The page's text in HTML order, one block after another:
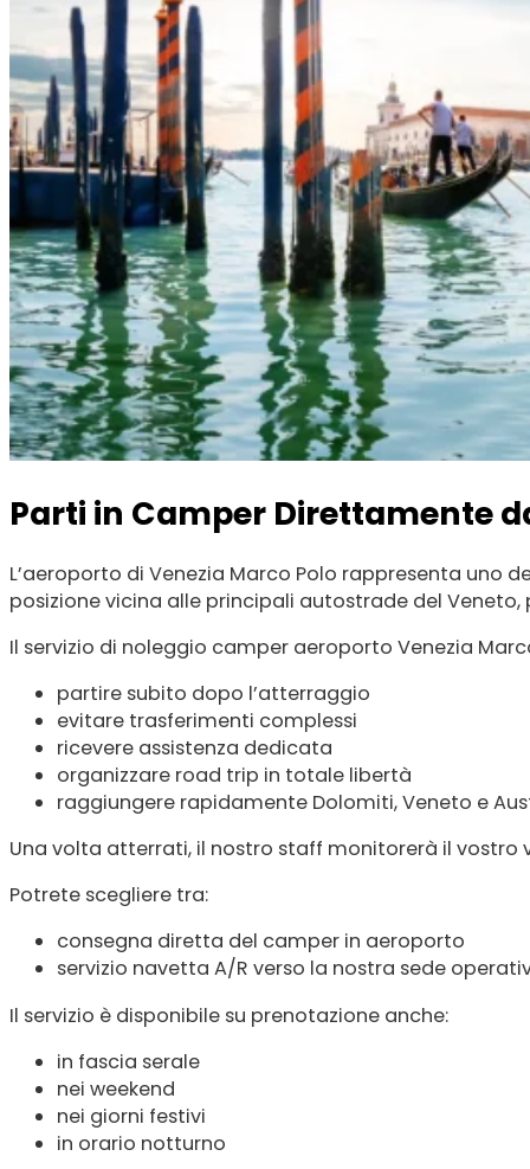
Parti in Camper Direttamente
L’aeroporto di Venezia Marco Polo rappresenta uno
posizione vicina alle principali autostrade del
Il servizio di noleggio camper aeroporto Venezia
partire subito dopo l’atterraggio
evitare trasferimenti complessi
ricevere assistenza dedicata
organizzare road trip in totale libertà
raggiungere rapidamente Dolomiti, Veneto e
Una volta atterrati, il nostro staff monitorerà il vostro
Potrete scegliere tra:
consegna diretta del camper in aeroporto
servizio navetta A/R verso la nostra sede
Il servizio è disponibile su prenotazione anche:
in fascia serale
nei weekend
nei giorni festivi
in orario notturno